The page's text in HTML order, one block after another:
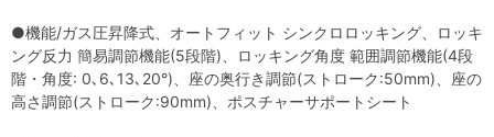
●機能/ガス圧昇降式、オートフィット シンクロロッキング、ロッキ
ング反力 簡易調節機能(5段階)、ロッキング角度 範囲調節機能(4段
階・角度: 0､6､13､20°)、座の奥行き調節(ストローク:50mm)、座の
高さ調節(ストローク:90mm)、ポスチャーサポートシート